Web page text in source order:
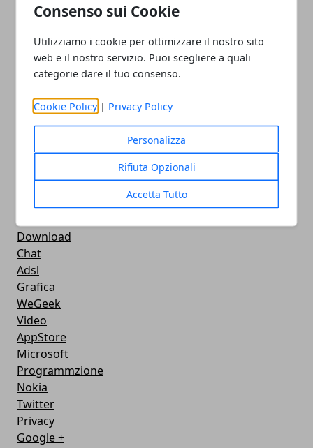
Consenso sui Cookie
Utilizziamo i cookie per ottimizzare il nostro sito
web e il nostro servizio. Puoi scegliere a quali
categorie dare il tuo consenso.
Cookie Policy | Privacy Policy
Personalizza
Rifiuta Opzionali
Accetta Tutto
Smartphone
iPhone
Apple
Videogames
Android
Musica
FaceBook
Console
Hardware
Download
Chat
Adsl
Grafica
WeGeek
Video
AppStore
Microsoft
Programmzione
Nokia
Twitter
Privacy
Google +